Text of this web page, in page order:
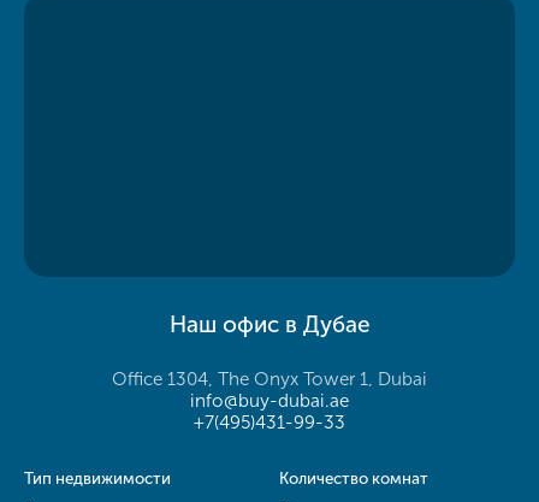
Наш офис в Дубае
Office 1304, The Onyx Tower 1, Dubai
info@buy-dubai.ae
+7(495)431-99-33
Тип недвижимости
Количество комнат